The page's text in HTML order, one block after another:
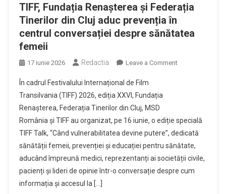
TIFF, Fundația Renașterea și Federația
Tinerilor din Cluj aduc prevenția în
centrul conversației despre sănătatea
femeii
17 iunie 2026 Redactia Leave a Commenton
Federația
Tinerilor
din
Cluj
În cadrul Festivalului Internațional de Film
Transilvania (TIFF) 2026, ediția XXVI, Fundația
Renașterea, Federația Tinerilor din Cluj, MSD
România și TIFF au organizat, pe 16 iunie, o ediție specială
TIFF Talk, “Când vulnerabilitatea devine putere”, dedicată
sănătății femeii, prevenției și educației pentru sănătate,
aducând împreună medici, reprezentanți ai societății civile,
pacienți și lideri de opinie într-o conversație despre cum
informația și accesul la […]